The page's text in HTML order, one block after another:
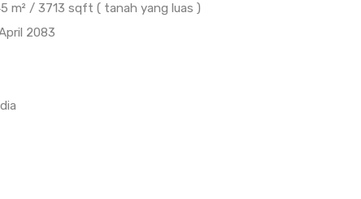
m² / 3713 sqft ( tanah yang luas )
2083